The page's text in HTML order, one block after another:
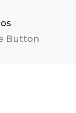
Button